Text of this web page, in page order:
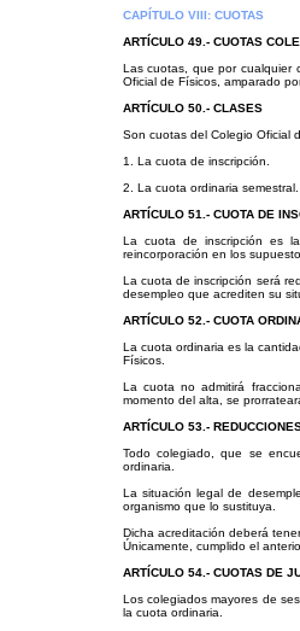
CAPÍTULO VIII: CUOTAS
ARTÍCULO 49.- CUOTAS
Las cuotas, que por cualquier
Oficial de Físicos, amparado
ARTÍCULO 50.- CLASES
Son cuotas del Colegio Oficial
1. La cuota de inscripción.
2. La cuota ordinaria semestral.
ARTÍCULO 51.- CUOTA DE
La cuota de inscripción es
reincorporación en los
La cuota de inscripción será
desempleo que acrediten su
ARTÍCULO 52.- CUOTA
La cuota ordinaria es la
Físicos.
La cuota no admitirá
momento del alta, se
ARTÍCULO 53.-
Todo colegiado, que se
ordinaria.
La situación legal de
organismo que lo sustituya.
Dicha acreditación deberá
Únicamente, cumplido el
ARTÍCULO 54.- CUOTAS DE
Los colegiados mayores de
la cuota ordinaria.